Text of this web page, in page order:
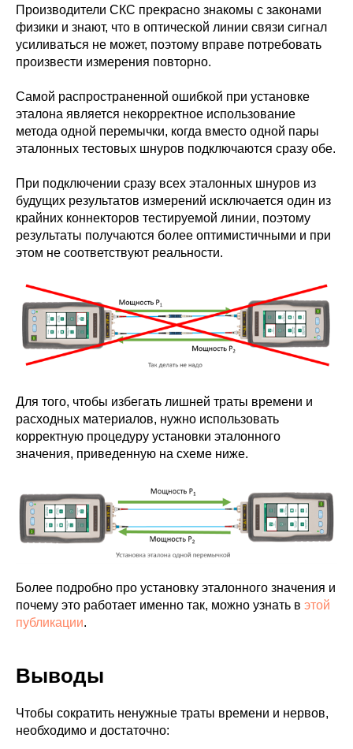
Производители СКС прекрасно знакомы с законами
физики и знают, что в оптической линии связи сигнал
усиливаться не может, поэтому вправе потребовать
произвести измерения повторно.
Самой распространенной ошибкой при установке
эталона является некорректное использование
метода одной перемычки, когда вместо одной пары
эталонных тестовых шнуров подключаются сразу обе.
При подключении сразу всех эталонных шнуров из
будущих результатов измерений исключается один из
крайних коннекторов тестируемой линии, поэтому
результаты получаются более оптимистичными и при
этом не соответствуют реальности.
Для того, чтобы избегать лишней траты времени и
расходных материалов, нужно использовать
корректную процедуру установки эталонного
значения, приведенную на схеме ниже.
Более подробно про установку эталонного значения и
почему это работает именно так, можно узнать в этой
публикации.
Выводы
Чтобы сократить ненужные траты времени и нервов,
необходимо и достаточно: